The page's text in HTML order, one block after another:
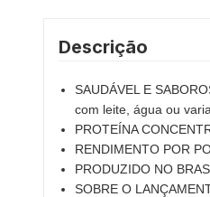
Descrição
SAUDÁVEL E
com leite, água ou
PROTEÍNA
RENDIMENTO POR
PRODUZIDO NO
SOBRE O